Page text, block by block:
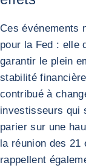
Ces événements
pour la Fed : elle
garantir le plein
stabilité
contribué à
investisseurs qui
parier sur une
la réunion des
rappellent